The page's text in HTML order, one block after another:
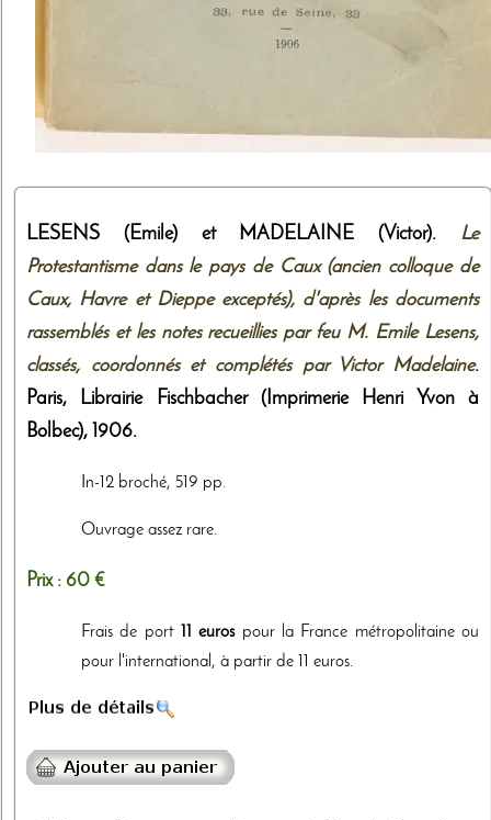
LESENS (Emile) et MADELAINE (Victor). Le
Protestantisme dans le pays de Caux (ancien colloque de
Caux, Havre et Dieppe exceptés), d'après les documents
rassemblés et les notes recueillies par feu M. Emile Lesens,
classés, coordonnés et complétés par Victor Madelaine.
Paris,
Librairie Fischbacher (Imprimerie Henri Yvon à
Bolbec), 1906.
In-12 broché, 519 pp.
Ouvrage assez rare.
Prix : 60 €
Frais de port 11 eurospour la France métropolitaine ou
pour l'international, à partir de 11 euros.